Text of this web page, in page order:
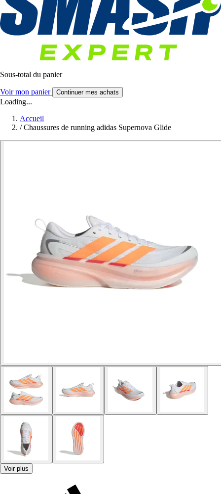
Sous-total du panier
Voir mon panier Continuer mes achats
Loading...
Accueil
/ Chaussures de running adidas Supernova Glide
Voir plus